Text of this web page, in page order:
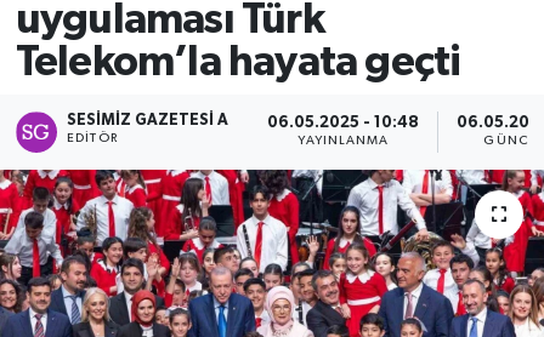
uygulaması Türk
Telekom’la hayata geçti
SESIMIZ GAZETESI A
EDITÖR
06.05.2025 - 10:48
YAYINLANMA
Gündem
Magazin
Politika
Sağlık
Spor
Süper Lig Puan Durumu ve Fikstür
Tüm Manşetler
Son Dakika Haberleri
Haber Arşivi